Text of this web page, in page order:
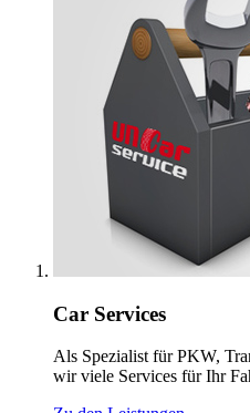
Car Services
Als Spezialist für PKW,
wir viele Services für Ihr